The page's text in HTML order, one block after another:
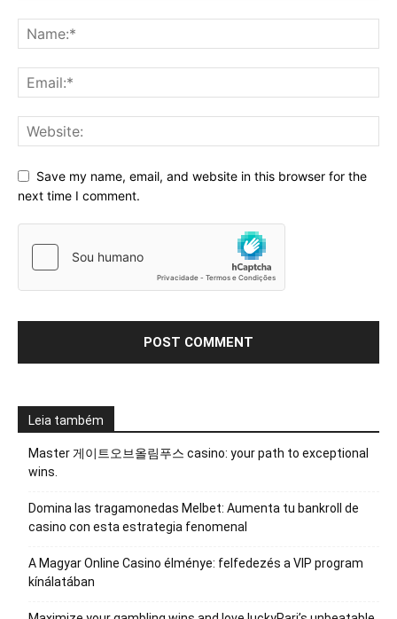
Save my name, email, and website in this browser for the
next time I comment.
Leia também
Master 게이트오브올림푸스 casino: your path to exceptional
wins.
Domina las tragamonedas Melbet: Aumenta tu bankroll de
casino con esta estrategia fenomenal
A Magyar Online Casino élménye: felfedezés a VIP program
kínálatában